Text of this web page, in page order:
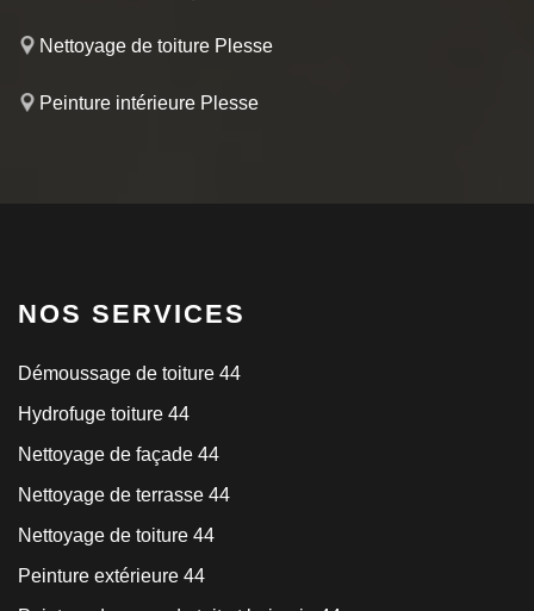
Nettoyage de toiture Plesse
Peinture intérieure Plesse
NOS SERVICES
Démoussage de toiture 44
Hydrofuge toiture 44
Nettoyage de façade 44
Nettoyage de terrasse 44
Nettoyage de toiture 44
Peinture extérieure 44